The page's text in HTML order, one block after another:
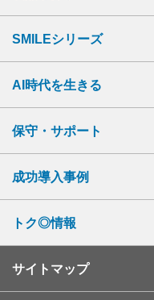
SMILEシリーズ
AI時代を生きる
保守・サポート
成功導入事例
トク◎情報
サイトマップ